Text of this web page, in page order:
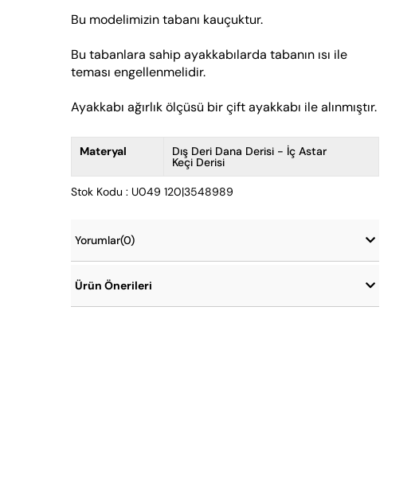
Bu modelimizin tabanı kauçuktur.
Bu tabanlara sahip ayakkabılarda tabanın ısı ile
teması engellenmelidir.
Ayakkabı ağırlık ölçüsü bir çift ayakkabı ile alınmıştır.
Materyal Dış Deri Dana Derisi - İç Astar
Keçi Derisi
Stok Kodu : U049 120|3548989
Yorumlar(0)
Ürün Önerileri